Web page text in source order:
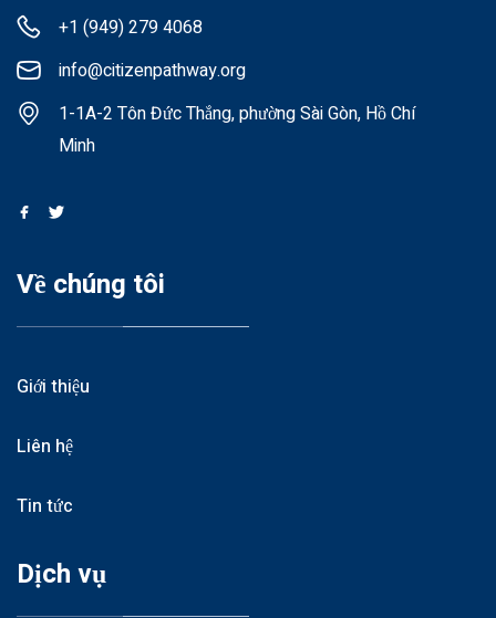
+1 (949) 279 4068
info@citizenpathway.org
1-1A-2 Tôn Đức Thắng, phường Sài Gòn, Hồ Chí
Minh
Về chúng tôi
Giới thiệu
Liên hệ
Tin tức
Dịch vụ